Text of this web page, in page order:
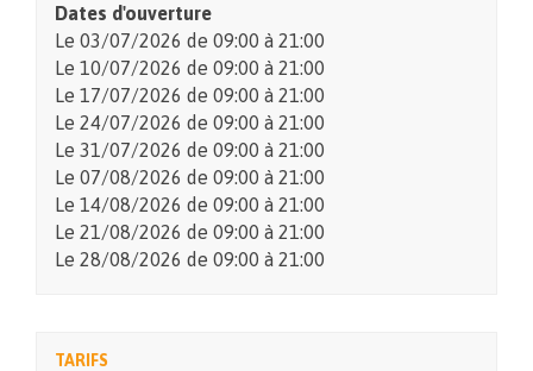
Dates d'ouverture
Le 03/07/2026 de 09:00 à 21:00
Le 10/07/2026 de 09:00 à 21:00
Le 17/07/2026 de 09:00 à 21:00
Le 24/07/2026 de 09:00 à 21:00
Le 31/07/2026 de 09:00 à 21:00
Le 07/08/2026 de 09:00 à 21:00
Le 14/08/2026 de 09:00 à 21:00
Le 21/08/2026 de 09:00 à 21:00
Le 28/08/2026 de 09:00 à 21:00
TARIFS